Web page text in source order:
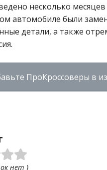
несколько месяцев
автомобиле были
детали, а также
ПроКроссоверы в
нет )